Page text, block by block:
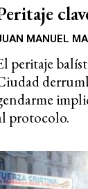
MANUEL
peritaje
protocolo.